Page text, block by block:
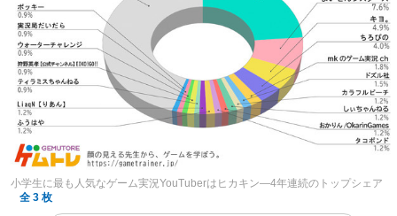
小学生に最も人気なゲーム実況YouTuberはヒカキン―4年連続のトップシェア
全 3 枚